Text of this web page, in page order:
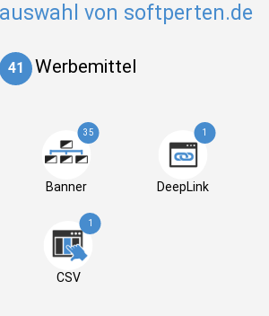
von softperten.de
41 Werbemittel
35
Banner
1
DeepLink
1
CSV